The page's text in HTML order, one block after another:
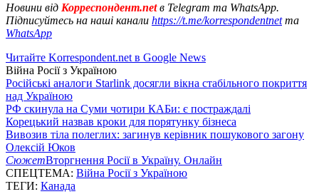
Новини від Корреспондент.netв Telegram та WhatsApp.
Підписуйтесь на наші канали https://t.me/korrespondentnetта
WhatsApp
Читайте Korrespondent.net в Google News
Війна Росії з Україною
Російські аналоги Starlink досягли вікна стабільного покриття
над Україною
РФ скинула на Суми чотири КАБи: є постраждалі
Корецький назвав кроки для порятунку бізнеса
Вивозив тіла полеглих: загинув керівник пошукового загону
Олексій Юков
СюжетВторгнення Росії в Україну. Онлайн
СПЕЦТЕМА: Війна Росії з Україною
ТЕГИ: Канада